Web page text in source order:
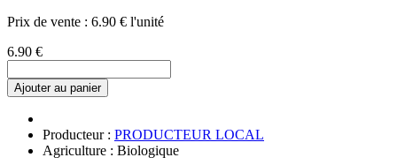
Prix de vente : 6.90 € l'unité
6.90 €
Ajouter au panier
Producteur : PRODUCTEUR LOCAL
Agriculture : Biologique